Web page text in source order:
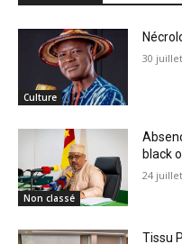
Culture
30
Non classé
black
24
Tissu